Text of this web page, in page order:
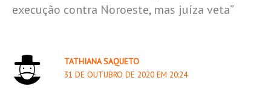
execução contra Noroeste, mas juíza veta”
TATHIANA SAQUETO
31 DE OUTUBRO DE 2020 EM 20:24